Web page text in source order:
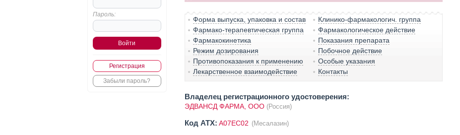
Пароль:
Регистрация
Забыли пароль?
Форма выпуска, упаковка и состав
Клинико-фармакологич. группа
Фармако-терапевтическая группа
Фармакологическое действие
Фармакокинетика
Показания препарата
Режим дозирования
Побочное действие
Противопоказания к применению
Особые указания
Лекарственное взаимодействие
Контакты
Владелец регистрационного удостоверения:
ЭДВАНСД ФАРМА, ООО (Россия)
Код ATX: A07EC02 (Месалазин)